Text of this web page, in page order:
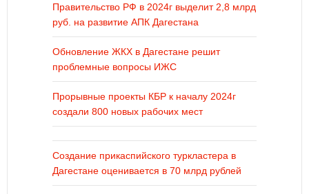
Правительство РФ в 2024г выделит 2,8 млрд
руб. на развитие АПК Дагестана
Обновление ЖКХ в Дагестане решит
проблемные вопросы ИЖС
Прорывные проекты КБР к началу 2024г
создали 800 новых рабочих мест
Создание прикаспийского туркластера в
Дагестане оценивается в 70 млрд рублей